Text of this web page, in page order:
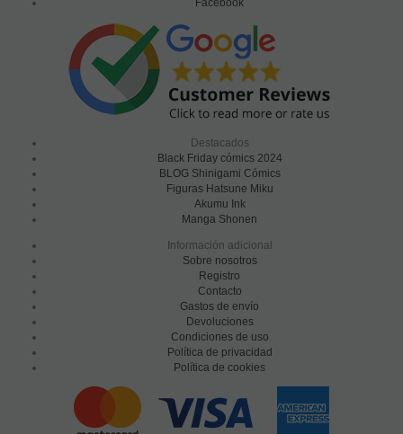
Facebook
Destacados
Black Friday cómics 2024
BLOG Shinigami Cómics
Figuras Hatsune Miku
Akumu Ink
Manga Shonen
Información adicional
Sobre nosotros
Registro
Contacto
Gastos de envío
Devoluciones
Condiciones de uso
Política de privacidad
Política de cookies